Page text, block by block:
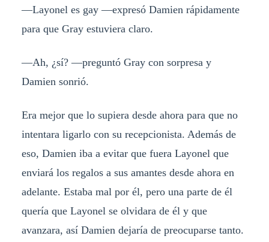
—Layonel es gay —expresó Damien rápidamente
para que Gray estuviera claro.
—Ah, ¿sí? —preguntó Gray con sorpresa y
Damien sonrió.
Era mejor que lo supiera desde ahora para que no
intentara ligarlo con su recepcionista. Además de
eso, Damien iba a evitar que fuera Layonel que
enviará los regalos a sus amantes desde ahora en
adelante. Estaba mal por él, pero una parte de él
quería que Layonel se olvidara de él y que
avanzara, así Damien dejaría de preocuparse tanto.